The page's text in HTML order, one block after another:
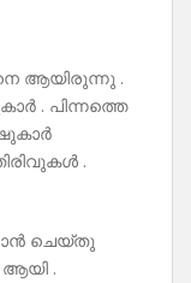
ആയിരുന്നു .
. പിന്നത്തെ
.
ചെയ്തു
.